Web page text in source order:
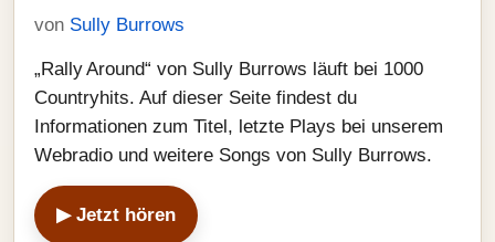
von Sully Burrows
„Rally Around“ von Sully Burrows läuft bei 1000
Countryhits. Auf dieser Seite findest du
Informationen zum Titel, letzte Plays bei unserem
Webradio und weitere Songs von Sully Burrows.
▶ Jetzt hören